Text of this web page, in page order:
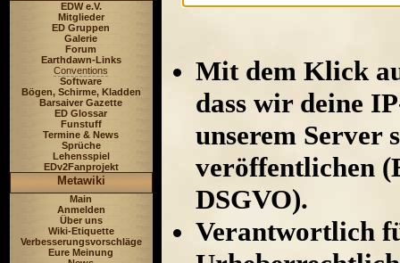
EDW e.V.
Mitglieder
ED Gruppen
Galerie
Forum
Earthdawn-Links
Conventions
Software
Bögen, Schirme, Kladden
Barsaiver Gazette
ED Glossar
Funstuff
Termine & News
Sprüche
Lehensspiel
EDv2Fanprojekt
Metawiki
Main
Anmelden
Über uns
Wiki-Etiquette
Verbesserungsvorschläge
Eure Meinung
Mit dem Klick
dass wir deine
unserem Server
veröffentlichen
DSGVO).
Verantwortlich